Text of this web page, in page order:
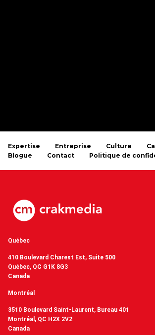
Expertise Entreprise Culture
Blogue
Contact Politique de
Québec
410 Boulevard Charest Est, Suite 500
Québec, QC G1K 8G3
Canada
Montréal
3510 Boulevard Saint-Laurent, Bureau 401
Montréal, QC H2X 2V2
Canada